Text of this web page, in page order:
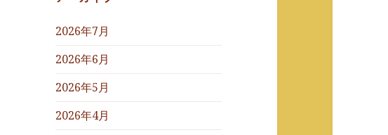
2026年7月
2026年6月
2026年5月
2026年4月